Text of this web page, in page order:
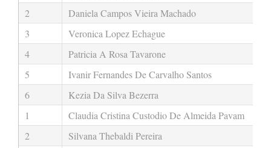
2
Daniela Campos Vieira Machado
3
Veronica Lopez Echague
4
Patricia A Rosa Tavarone
5
Ivanir Fernandes De Carvalho Santos
6
Kezia Da Silva Bezerra
1
Claudia Cristina Custodio De Almeida Pavam
2
Silvana Thebaldi Pereira